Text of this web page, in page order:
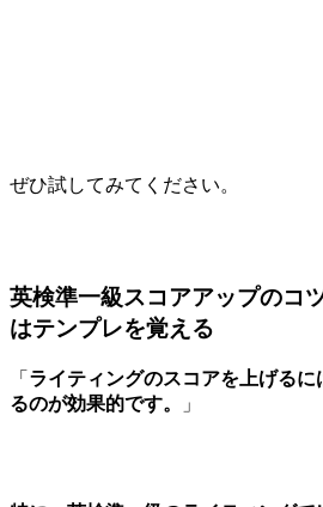
ぜひ試してみてください。
英検準一級スコアアップのコ
はテンプレを覚える
「 ライティングのスコアを上げるに
るのが効果的です。
」